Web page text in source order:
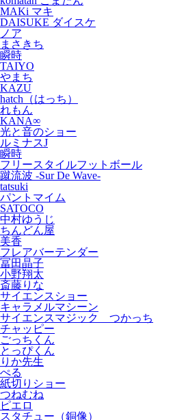
MAKi マキ
DAISUKE ダイスケ
ノア
まさきち
瞬時
TAIYO
やまち
KAZU
hatch（はっち）
れもん
KANA∞
光と音のショー
ルミナスJ
瞬時
フリースタイルフットボール
蹴流波 -Sur De Wave-
tatsuki
パントマイム
SATOCO
中村ゆうじ
ちんどん屋
美香
フレアバーテンダー
冨田晶子
小野翔太
斎藤りな
サイエンスショー
キャラメルマシーン
サイエンスマジック つかっち
チャッピー
ごっちくん
とっぴくん
りか先生
ぺる
紙切りショー
つねむね
ピエロ
スタチュー（銅像）